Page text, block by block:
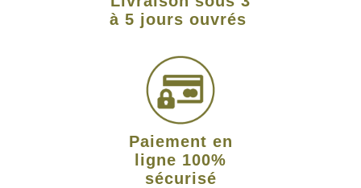
à 5 jours ouvrés
Paiement en
ligne 100%
sécurisé